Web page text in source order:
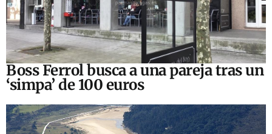
Boss Ferrol busca a una pareja tras un
‘simpa’ de 100 euros